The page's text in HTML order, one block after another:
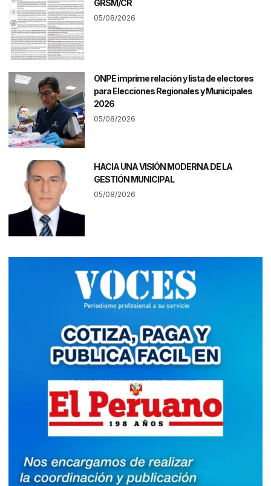
GRSM/CR
05/08/2026
ONPE imprime relación y lista de electores
para Elecciones Regionales y Municipales
2026
05/08/2026
HACIA UNA VISIÓN MODERNA DE LA
GESTIÓN MUNICIPAL
05/08/2026